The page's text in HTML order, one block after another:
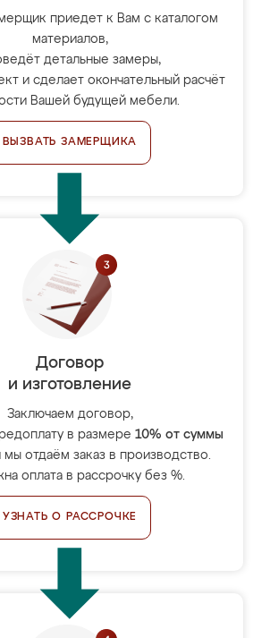
приедет к Вам с каталогом
материалов,
детальные замеры,
и сделает окончательный расчёт
Вашей будущей мебели.
ВЫЗВАТЬ ЗАМЕРЩИКА
Договор
и изготовление
Заключаем договор,
в размере 10% от суммы
мы отдаём заказ в производство.
оплата в рассрочку без %.
УЗНАТЬ О РАССРОЧКЕ